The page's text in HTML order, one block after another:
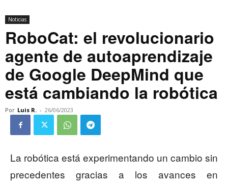
Noticias
RoboCat: el revolucionario
agente de autoaprendizaje
de Google DeepMind que
está cambiando la robótica
Por Luis R. - 26/06/2023
La robótica está experimentando un cambio sin
precedentes gracias a los avances en